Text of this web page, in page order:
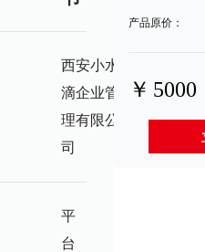
西安小水
滴企业管
理有限公
司
营
业
平
台
产品原价：
￥ 5000